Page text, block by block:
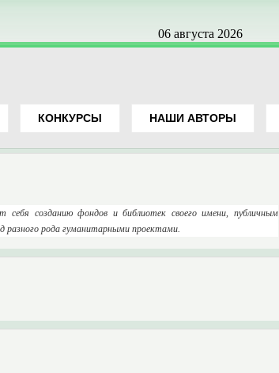
06 августа 2026
КОНКУРСЫ НАШИ АВТОРЫ
созданию фондов и библиотек своего имени, публичным
разного рода гуманитарными проектами.